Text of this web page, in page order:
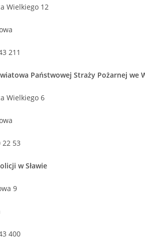
Wielkiego 12
211
Państwowej Straży Pożarnej we
Wielkiego 6
22 53
w Sławie
9
400